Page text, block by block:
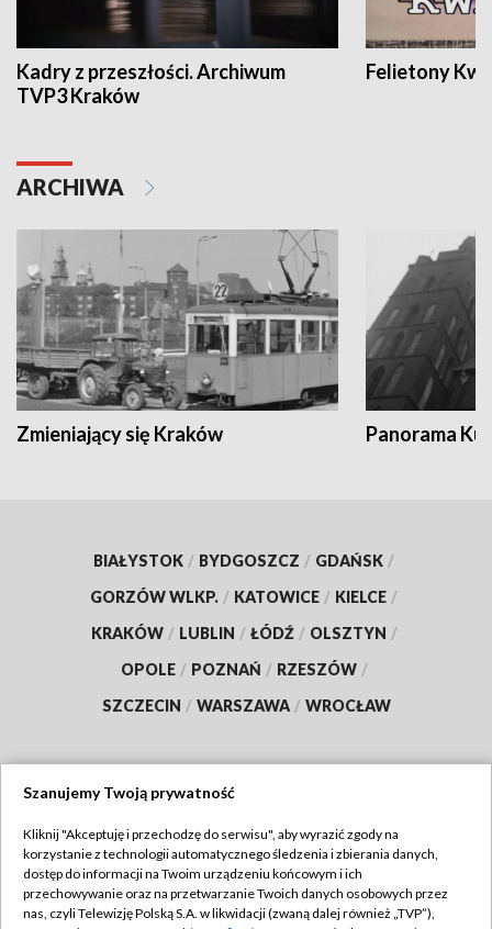
Kadry z przeszłości. Archiwum
TVP3 Kraków
Felietony
ARCHIWA
Zmieniający się Kraków Panorama
BIAŁYSTOK / BYDGOSZCZ / GDAŃSK /
GORZÓW WLKP. / KATOWICE / KIELCE /
KRAKÓW / LUBLIN / ŁÓDŹ / OLSZTYN /
OPOLE / POZNAŃ / RZESZÓW /
SZCZECIN / WARSZAWA / WROCŁAW
TVP
Abonament TVP
Regulamin TVP
Szanujemy Twoją prywatność
Kliknij "Akceptuję i przechodzę do serwisu", aby wyrazić zgody na
korzystanie z technologii automatycznego śledzenia i zbierania danych,
dostęp do informacji na Twoim urządzeniu końcowym i ich
przechowywanie oraz na przetwarzanie Twoich danych osobowych przez
nas, czyli Telewizję Polską S.A. w likwidacji (zwaną dalej również „TVP”),